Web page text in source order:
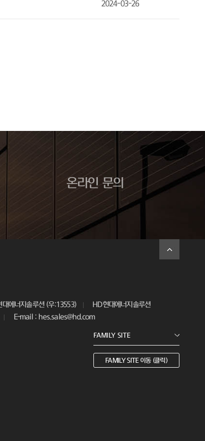
2024-03-26
온라인 문의
에너지솔루션 (우:13553)
HD현대에너지솔루션
E-mail : hes.sales@hd.com
FAMILY SITE 이동 (클릭)